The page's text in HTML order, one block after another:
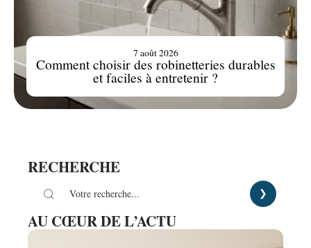
Comment choisir des robinetteries durables
et faciles à entretenir ?
7 août 2026
RECHERCHE
AU CŒUR DE L’ACTU